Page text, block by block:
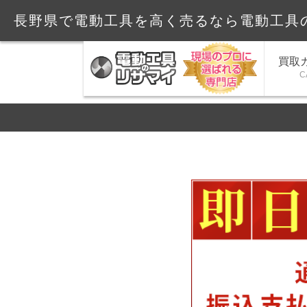
長野県で電動工具を高く売るなら電動工具
買取